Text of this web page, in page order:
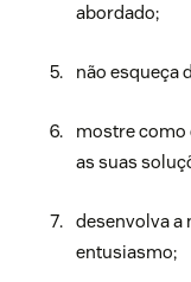
abordado;
não esqueça
mostre como
as suas
desenvolva a
entusiasmo;